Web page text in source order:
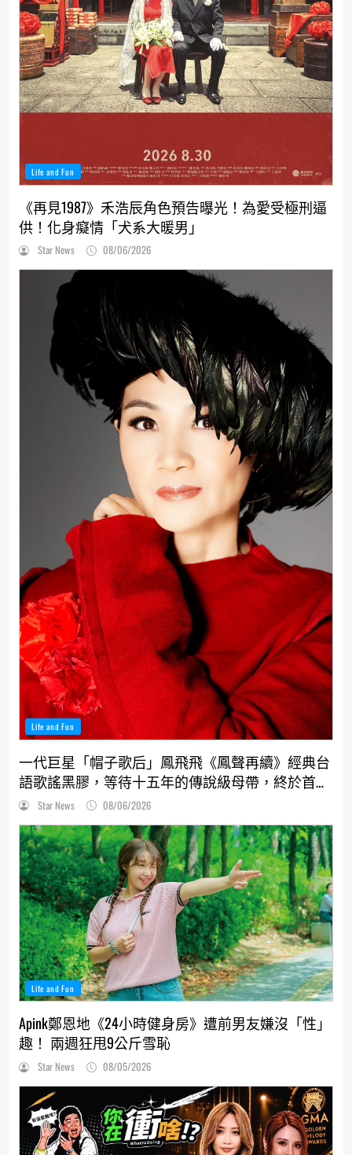
Life and Fun
《再見1987》禾浩辰角色預告曝光！為愛受極刑逼
供！化身癡情「犬系大暖男」
Star News 08/06/2026
Life and Fun
一代巨星「帽子歌后」鳳飛飛《鳳聲再續》經典台
語歌謠黑膠，等待十五年的傳說級母帶，終於首度
解封！
Star News 08/06/2026
Life and Fun
Apink鄭恩地《24小時健身房》遭前男友嫌沒「性」
趣！ 兩週狂甩9公斤雪恥
Star News 08/05/2026